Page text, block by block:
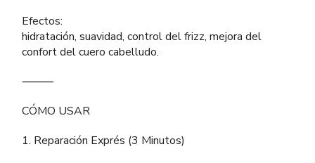
Efectos:
hidratación, suavidad, control del frizz, mejora del
confort del cuero cabelludo.
⸻
CÓMO USAR
1. Reparación Exprés (3 Minutos)